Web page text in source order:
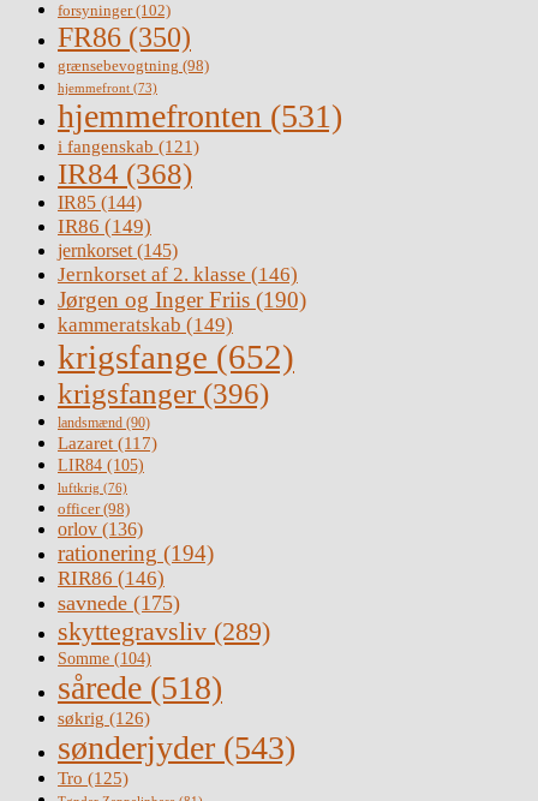
forsyninger(102)
FR86 (350)
grænsebevogtning (98)
hjemmefront (73)
hjemmefronten (531)
i fangenskab (121)
IR84 (368)
IR85 (144)
IR86 (149)
jernkorset(145)
Jernkorset af 2. klasse (146)
Jørgen og Inger Friis (190)
kammeratskab (149)
krigsfange (652)
krigsfanger (396)
landsmænd (90)
Lazaret (117)
LIR84 (105)
luftkrig (76)
officer(98)
orlov (136)
rationering (194)
RIR86 (146)
savnede (175)
skyttegravsliv (289)
Somme (104)
sårede (518)
søkrig (126)
sønderjyder (543)
Tro (125)